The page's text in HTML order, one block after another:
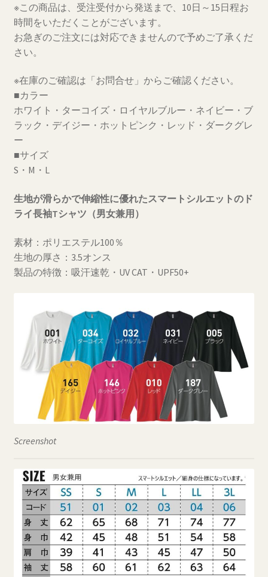
ー
ブ
T
シ
ツ
BIG
LOGO
個
※この商品は、受注受付から発送まで、10日～15日程お
時間をいただくことがございます。
お急ぎのご注文には対応できませんので予めご了承くだ
さい。
※在庫のご確認は「お問合せ」からご確認ください。
■カラー
ホワイト・ターコイズ・ロイヤルブルー・ネイビー・ブ
ラック・デイジー・ホットピンク・レッド・ダークグレ
ー
■サイズ
S・M・L
生地が滑らかで伸縮性に優れたスマートシルエットのド
ライ長袖Tシャツ（男女兼用）
素材：ポリエステル100％
生地の厚さ：3.5オンス
製品の特徴：吸汗速乾・UV CAT・UPF50+
Screenshot